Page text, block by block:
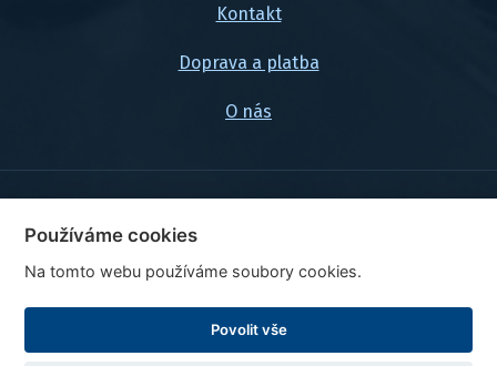
Kontakt
Doprava a platba
O nás
© 2026, FlexaMi Auto s.r.o.
Ceny jsou uvedeny vč. DPH
Upravit nastavení cookies
Používáme cookies
Na tomto webu používáme soubory cookies.
Povolit vše